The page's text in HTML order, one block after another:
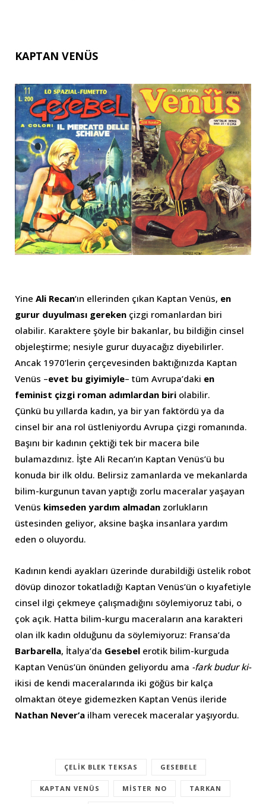
KAPTAN VENÜS
Yine Ali Recan‘ın ellerinden çıkan Kaptan Venüs, en
gurur duyulması gereken çizgi romanlardan biri
olabilir. Karaktere şöyle bir bakanlar, bu bildiğin cinsel
objeleştirme; nesiyle gurur duyacağız diyebilirler.
Ancak 1970’lerin çerçevesinden baktığınızda Kaptan
Venüs –evet bu giyimiyle– tüm Avrupa’daki en
feminist çizgi roman adımlardan biri olabilir.
Çünkü bu yıllarda kadın, ya bir yan faktördü ya da
cinsel bir ana rol üstleniyordu Avrupa çizgi romanında.
Başını bir kadının çektiği tek bir macera bile
bulamazdınız. İşte Ali Recan’ın Kaptan Venüs’ü bu
konuda bir ilk oldu. Belirsiz zamanlarda ve mekanlarda
bilim-kurgunun tavan yaptığı zorlu maceralar yaşayan
Venüs kimseden yardım almadan zorlukların
üstesinden geliyor, aksine başka insanlara yardım
eden o oluyordu.
Kadının kendi ayakları üzerinde durabildiği üstelik robot
dövüp dinozor tokatladığı Kaptan Venüs’ün o kıyafetiyle
cinsel ilgi çekmeye çalışmadığını söylemiyoruz tabi, o
çok açık. Hatta bilim-kurgu maceraların ana karakteri
olan ilk kadın olduğunu da söylemiyoruz: Fransa’da
Barbarella, İtalya’da Gesebel erotik bilim-kurguda
Kaptan Venüs’ün önünden geliyordu ama -fark budur ki-
ikisi de kendi maceralarında iki göğüs bir kalça
olmaktan öteye gidemezken Kaptan Venüs ileride
Nathan Never’a ilham verecek maceralar yaşıyordu.
ÇELIK BLEK TEKSAS GESEBELE
KAPTAN VENÜS MISTER NO TARKAN